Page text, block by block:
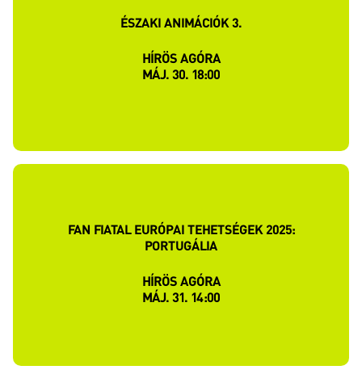
ÉSZAKI ANIMÁCIÓK 3.
HÍRÖS AGÓRA
MÁJ. 30. 18:00
FAN FIATAL EURÓPAI TEHETSÉGEK 2025:
PORTUGÁLIA
HÍRÖS AGÓRA
MÁJ. 31. 14:00